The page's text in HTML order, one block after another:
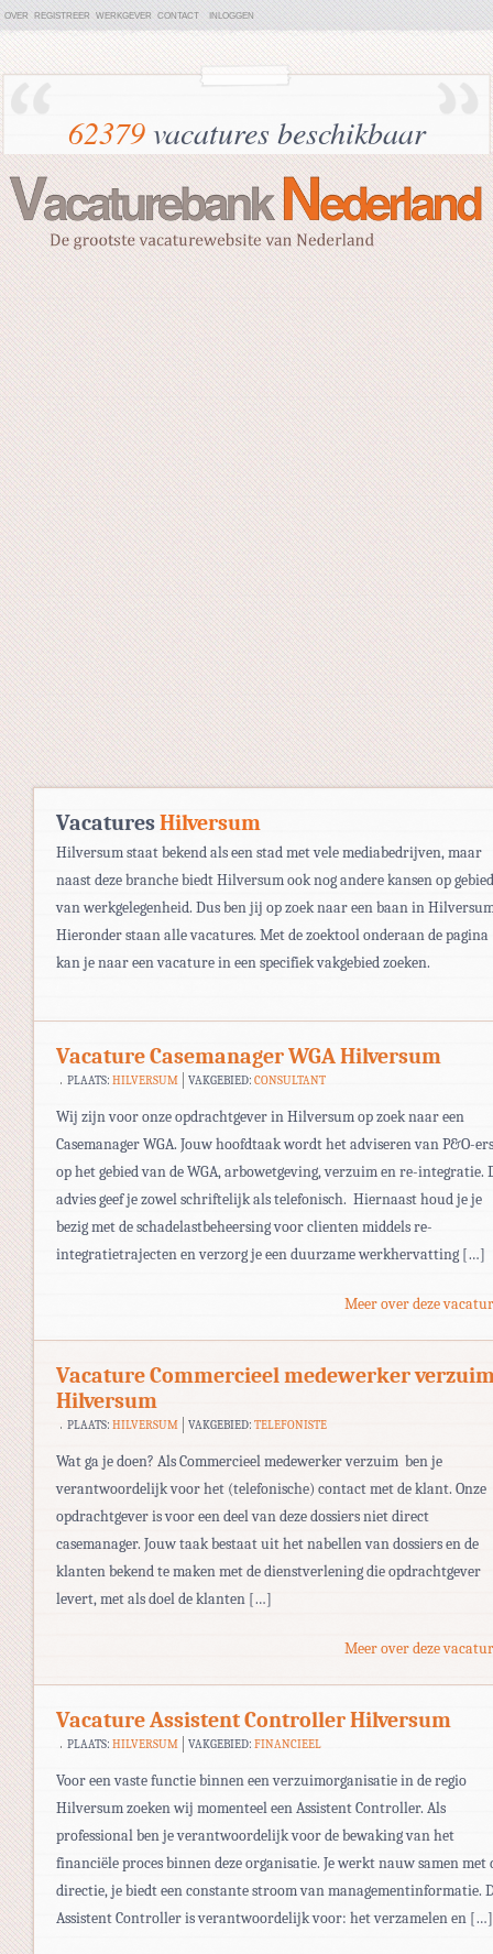
OVER REGISTREER WERKGEVER CONTACT INLOGGEN
62379vacatures beschikbaar
VacaturesHilversum
Hilversum staat bekend als een stad met vele mediabedrijven, maar
naast deze branche biedt Hilversum ook nog andere kansen op gebied
van werkgelegenheid. Dus ben jij op zoek naar een baan in
Hieronder staan alle vacatures. Met de zoektool onderaan de pagina
kan je naar een vacature in een specifiek vakgebied zoeken.
Vacature Casemanager WGA Hilversum
PLAATS: HILVERSUM VAKGEBIED:CONSULTANT
Wij zijn voor onze opdrachtgever in Hilversum op zoek naar een
Casemanager WGA. Jouw hoofdtaak wordt het adviseren van P&O-ers
op het gebied van de WGA, arbowetgeving, verzuim en re-integratie.
advies geef je zowel schriftelijk als telefonisch. Hiernaast houd je je
bezig met de schadelastbeheersing voor clienten middels re-
integratietrajecten en verzorg je een duurzame werkhervatting […]
Meer over deze
Vacature Commercieel medewerker
Hilversum
PLAATS: HILVERSUM VAKGEBIED:TELEFONISTE
Wat ga je doen? Als Commercieel medewerker verzuim ben je
verantwoordelijk voor het (telefonische) contact met de klant. Onze
opdrachtgever is voor een deel van deze dossiers niet direct
casemanager. Jouw taak bestaat uit het nabellen van dossiers en de
klanten bekend te maken met de dienstverlening die opdrachtgever
levert, met als doel de klanten […]
Meer over deze
Vacature Assistent Controller Hilversum
PLAATS: HILVERSUM VAKGEBIED:FINANCIEEL
Voor een vaste functie binnen een verzuimorganisatie in de regio
Hilversum zoeken wij momenteel een Assistent Controller. Als
professional ben je verantwoordelijk voor de bewaking van het
financiële proces binnen deze organisatie. Je werkt nauw samen met
directie, je biedt een constante stroom van managementinformatie.
Assistent Controller is verantwoordelijk voor: het verzamelen en […]